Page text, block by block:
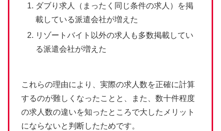
ダブり求人（まったく同じ条件の求人）を掲
載している派遣会社が増えた
リゾートバイト以外の求人も多数掲載してい
る派遣会社が増えた
これらの理由により、実際の求人数を正確に計算
するのが難しくなったことと、また、数十件程度
の求人数の違いを知ったところで大したメリット
にならないと判断したためです。